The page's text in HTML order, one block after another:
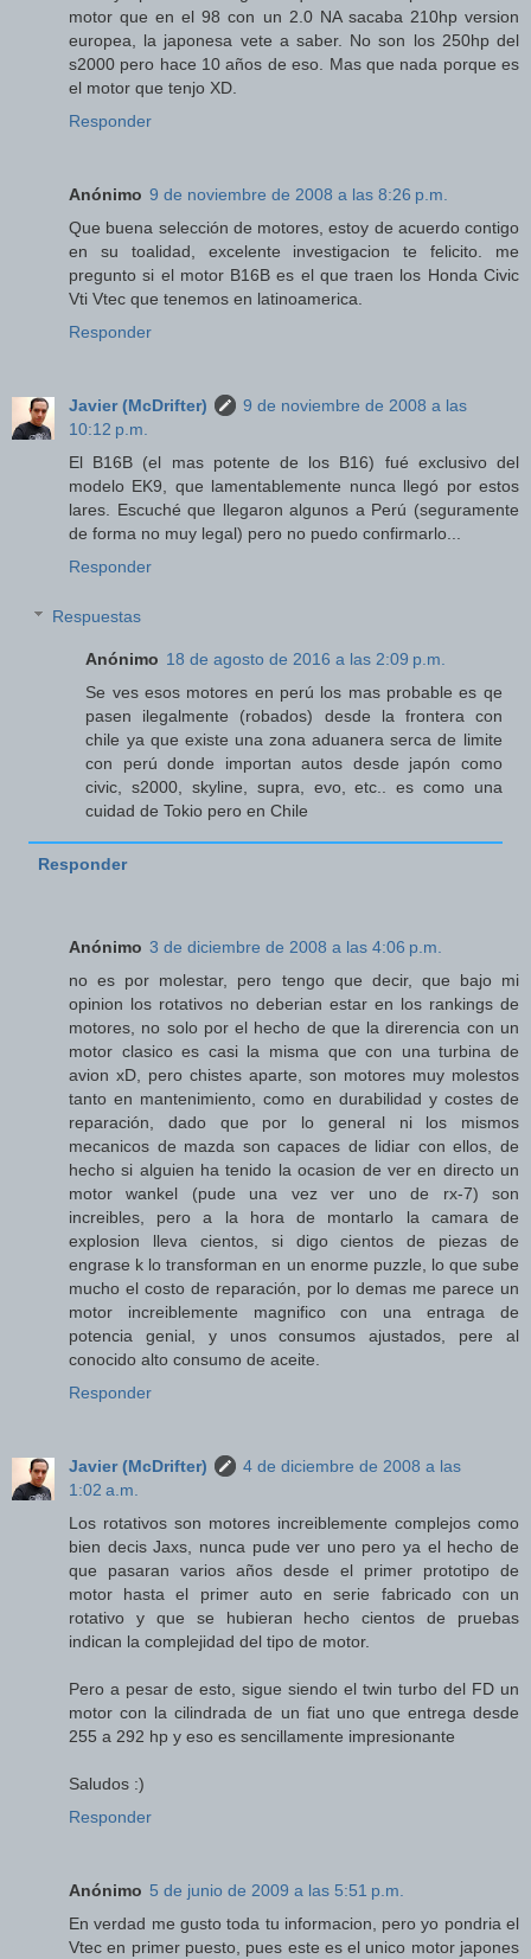
motor que en el 98 con un 2.0 NA sacaba 210hp version
europea, la japonesa vete a saber. No son los 250hp del
s2000 pero hace 10 años de eso. Mas que nada porque es
el motor que tenjo XD.
Responder
Anónimo 9 de noviembre de 2008 a las 8:26 p.m.
Que buena selección de motores, estoy de acuerdo contigo
en su toalidad, excelente investigacion te felicito. me
pregunto si el motor B16B es el que traen los Honda Civic
Vti Vtec que tenemos en latinoamerica.
Responder
Javier (McDrifter)
9 de noviembre de 2008 a las
10:12 p.m.
El B16B (el mas potente de los B16) fué exclusivo del
modelo EK9, que lamentablemente nunca llegó por estos
lares. Escuché que llegaron algunos a Perú (seguramente
de forma no muy legal) pero no puedo confirmarlo...
Responder
Respuestas
Anónimo 18 de agosto de 2016 a las 2:09 p.m.
Se ves esos motores en perú los mas probable es qe
pasen ilegalmente (robados) desde la frontera con
chile ya que existe una zona aduanera serca de limite
con perú donde importan autos desde japón como
civic, s2000, skyline, supra, evo, etc.. es como una
cuidad de Tokio pero en Chile
Responder
Anónimo 3 de diciembre de 2008 a las 4:06 p.m.
no es por molestar, pero tengo que decir, que bajo mi
opinion los rotativos no deberian estar en los rankings de
motores, no solo por el hecho de que la direrencia con un
motor clasico es casi la misma que con una turbina de
avion xD, pero chistes aparte, son motores muy molestos
tanto en mantenimiento, como en durabilidad y costes de
reparación, dado que por lo general ni los mismos
mecanicos de mazda son capaces de lidiar con ellos, de
hecho si alguien ha tenido la ocasion de ver en directo un
motor wankel (pude una vez ver uno de rx-7) son
increibles, pero a la hora de montarlo la camara de
explosion lleva cientos, si digo cientos de piezas de
engrase k lo transforman en un enorme puzzle, lo que sube
mucho el costo de reparación, por lo demas me parece un
motor increiblemente magnifico con una entraga de
potencia genial, y unos consumos ajustados, pere al
conocido alto consumo de aceite.
Responder
Javier (McDrifter)
4 de diciembre de 2008 a las
1:02 a.m.
Los rotativos son motores increiblemente complejos como
bien decis Jaxs, nunca pude ver uno pero ya el hecho de
que pasaran varios años desde el primer prototipo de
motor hasta el primer auto en serie fabricado con un
rotativo y que se hubieran hecho cientos de pruebas
indican la complejidad del tipo de motor.
Pero a pesar de esto, sigue siendo el twin turbo del FD un
motor con la cilindrada de un fiat uno que entrega desde
255 a 292 hp y eso es sencillamente impresionante
Saludos :)
Responder
Anónimo 5 de junio de 2009 a las 5:51 p.m.
En verdad me gusto toda tu informacion, pero yo pondria el
Vtec en primer puesto, pues este es el unico motor japones